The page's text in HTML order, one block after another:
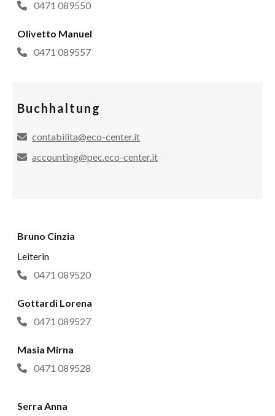
0471 089550
Olivetto Manuel
0471 089557
Buchhaltung
contabilita@eco-center.it
accounting@pec.eco-center.it
Bruno Cinzia
Leiterin
0471 089520
Gottardi Lorena
0471 089527
Masia Mirna
0471 089528
Serra Anna